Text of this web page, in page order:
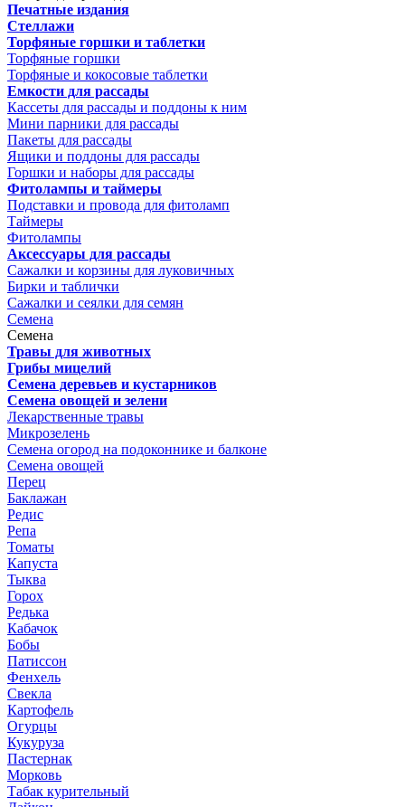
Печатные издания
Стеллажи
Торфяные горшки и таблетки
Торфяные горшки
Торфяные и кокосовые таблетки
Емкости для рассады
Кассеты для рассады и поддоны к ним
Мини парники для рассады
Пакеты для рассады
Ящики и поддоны для рассады
Горшки и наборы для рассады
Фитолампы и таймеры
Подставки и провода для фитоламп
Таймеры
Фитолампы
Аксессуары для рассады
Сажалки и корзины для луковичных
Бирки и таблички
Сажалки и сеялки для семян
Семена
Семена
Травы для животных
Грибы мицелий
Семена деревьев и кустарников
Семена овощей и зелени
Лекарственные травы
Микрозелень
Семена огород на подоконнике и балконе
Семена овощей
Перец
Баклажан
Редис
Репа
Томаты
Капуста
Тыква
Горох
Редька
Кабачок
Бобы
Патиссон
Фенхель
Свекла
Картофель
Огурцы
Кукуруза
Пастернак
Морковь
Табак курительный